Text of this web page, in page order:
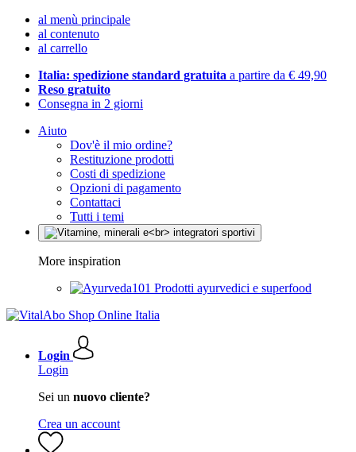
al menù principale
al contenuto
al carrello
Italia: spedizione standard gratuita a partire da € 49,90
Reso gratuito
Consegna in 2 giorni
Aiuto
Dov'è il mio ordine?
Restituzione prodotti
Costi di spedizione
Opzioni di pagamento
Contattaci
Tutti i temi
More inspiration
Prodotti ayurvedici e superfood
Login
Login
Sei un nuovo cliente?
Crea un account